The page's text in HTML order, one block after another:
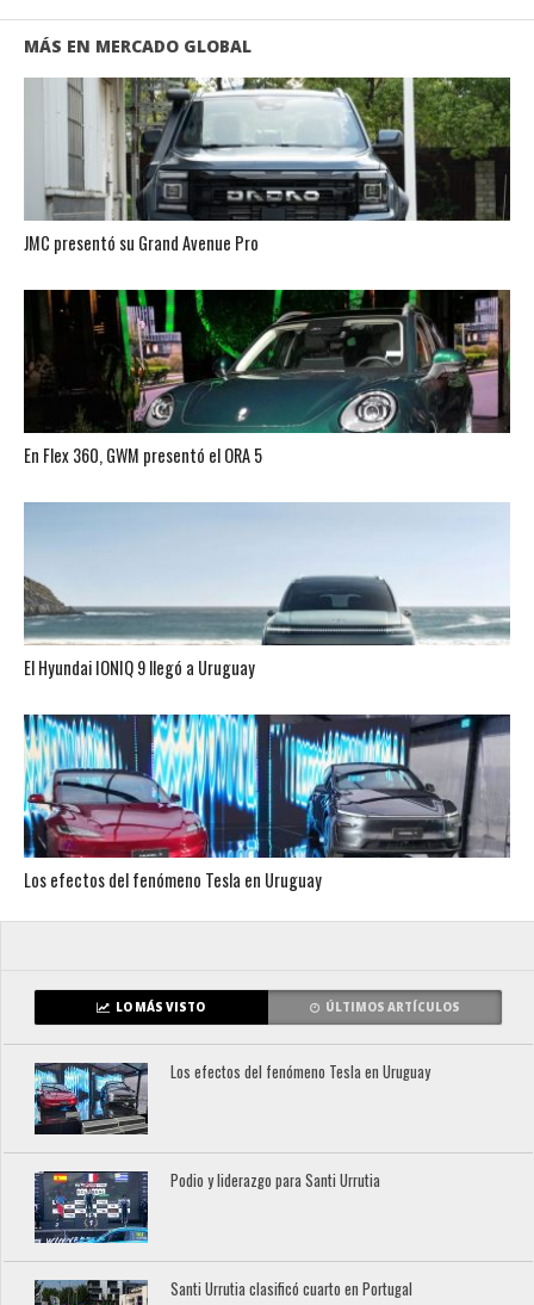
MÁS EN MERCADO GLOBAL
JMC presentó su Grand Avenue Pro
En Flex 360, GWM presentó el ORA 5
El Hyundai IONIQ 9 llegó a Uruguay
Los efectos del fenómeno Tesla en Uruguay
LO MÁS VISTO ÚLTIMOS ARTÍCULOS
Los efectos del fenómeno Tesla en Uruguay
Podio y liderazgo para Santi Urrutia
Santi Urrutia clasificó cuarto en Portugal